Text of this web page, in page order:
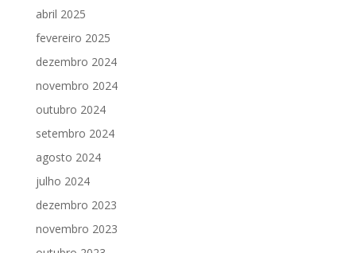
abril 2025
fevereiro 2025
dezembro 2024
novembro 2024
outubro 2024
setembro 2024
agosto 2024
julho 2024
dezembro 2023
novembro 2023